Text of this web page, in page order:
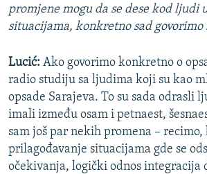
promjene mogu da se dese kod ljudi
situacijama, konkretno sad govorimo
Lucić: Ako govorimo konkretno o
radio studiju sa ljudima koji su kao
opsade Sarajeva. To su sada odrasli
imali između osam i petnaest,
sam još par nekih promena – recimo,
prilagođavanje situacijama gde se
očekivanja, logički odnos integracija